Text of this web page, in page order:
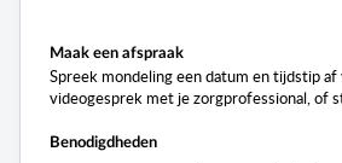
Maak een afspraak
Spreek mondeling een datum en tijdstip af
videogesprek met jezorgprofessional, of
Benodigdheden